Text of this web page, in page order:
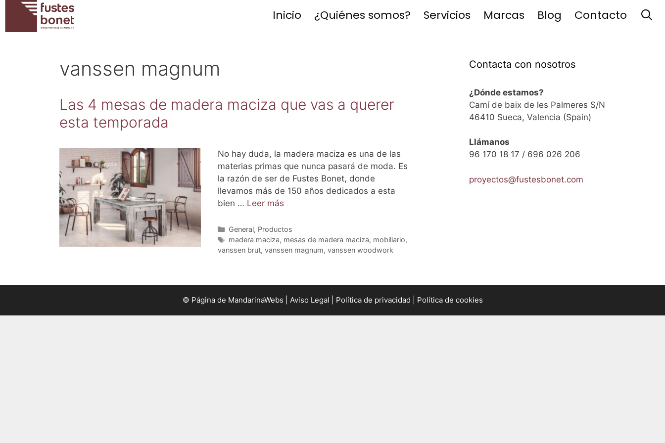
Saltar
contenido
Inicio ¿Quiénes somos? Servicios Marcas Blog Contacto
vanssen magnum
Las 4 mesas de madera maciza que vas a querer
esta temporada
No hay duda, la madera maciza es una de las
materias primas que nunca pasará de moda. Es
la razón de ser de Fustes Bonet, donde
llevamos más de 150 años dedicados a esta
bien … Leer más
C
a
t
í
General, Productos
E
t
t
madera maciza, mesas de madera maciza, mobiliario,
vanssen brut, vanssen magnum, vanssen woodwork
Contacta con nosotros
¿Dónde estamos?
Camí de baix de les Palmeres S/N
46410 Sueca, Valencia (Spain)
Llámanos
96 170 18 17 / 696 026 206
proyectos@fustesbonet.com
© Página de MandarinaWebs Aviso Legal Política de privacidad Política de cookies